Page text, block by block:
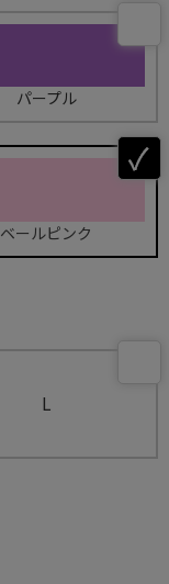
パープル
ベールピンク
L